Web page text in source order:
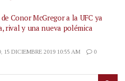
Conor McGregor a la UFC ya
rival y una nueva polémica
15 DICIEMBRE 2019 10:55 AM
0